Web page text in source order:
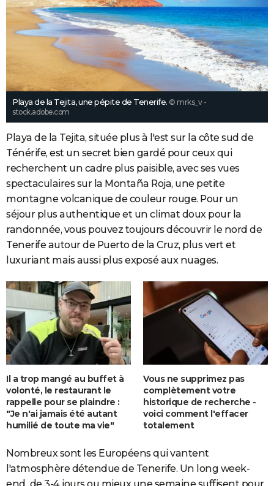
Playa de la Tejita, une pépite de Tenerife. © mrks_v -
stock.adobe.com
Playa de la Tejita, située plus à l'est sur la côte sud de
Ténérife, est un secret bien gardé pour ceux qui
recherchent un cadre plus paisible, avec ses vues
spectaculaires sur la Montaña Roja, une petite
montagne volcanique de couleur rouge. Pour un
séjour plus authentique et un climat doux pour la
randonnée, vous pouvez toujours découvrir le nord de
Tenerife autour de Puerto de la Cruz, plus vert et
luxuriant mais aussi plus exposé aux nuages.
Il a trop mangé au buffet à
volonté, le restaurant le
rappelle pour se plaindre :
"Je n'ai jamais été autant
humilié de toute ma vie"
Vous ne supprimez pas
complètement votre
historique de recherche -
voici comment l'effacer
totalement
Nombreux sont les Européens qui vantent
l'atmosphère détendue de Tenerife. Un long week-
end de 3-4 jours ou mieux une semaine suffisent pour